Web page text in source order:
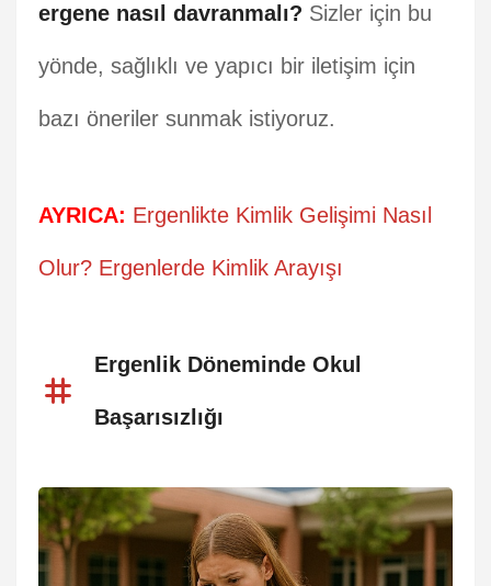
ergene nasıl davranmalı? Sizler için bu
yönde, sağlıklı ve yapıcı bir iletişim için
bazı öneriler sunmak istiyoruz.
AYRICA: Ergenlikte Kimlik Gelişimi Nasıl
Olur? Ergenlerde Kimlik Arayışı
Ergenlik Döneminde Okul
Başarısızlığı